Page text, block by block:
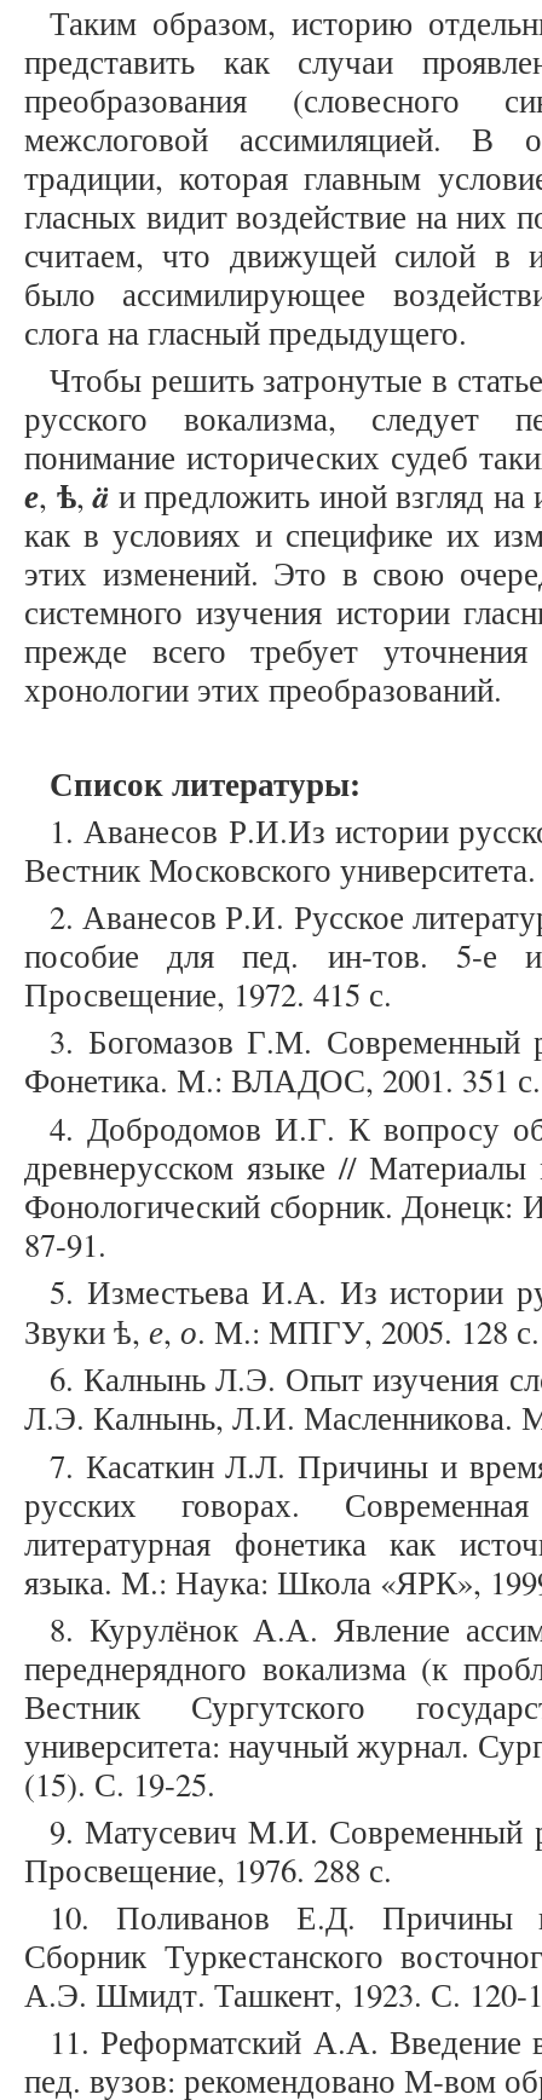
Таким образом, историю
представить как случаи
преобразования (словесного
межслоговой ассимиляцией. В
традиции, которая главным
гласных видит воздействие на них
считаем, что движущей силой в
было ассимилирующее
слога на гласный предыдущего.
Чтобы решить затронутые в
русского вокализма, следует
понимание исторических судеб
е, ѣ,ä и предложить иной взгляд
как в условиях и специфике их
этих изменений. Это в свою
системного изучения истории
прежде всего требует
хронологии этих преобразований.
Список литературы:
1. Аванесов Р.И.Из истории
Вестник Московского
2. Аванесов Р.И. Русское
пособие для пед. ин-тов. 5-е
Просвещение, 1972. 415 с.
3. Богомазов Г.М. Современный
Фонетика. М.: ВЛАДОС, 2001. 351 с.
4. Добродомов И.Г. К вопросу
древнерусском языке //
Фонологический сборник.
87-91.
5. Изместьева И.А. Из истории
Звуки ѣ, е, о. М.: МПГУ, 2005. 128 с.
6. Калнынь Л.Э. Опыт изучения
Л.Э. Калнынь, Л.И. Масленникова.
7. Касаткин Л.Л. Причины и
русских говорах.
литературная фонетика как
языка. М.: Наука: Школа «ЯРК»,
8. Курулёнок А.А. Явление
переднерядного вокализма (к
Вестник Сургутского
университета: научный журнал.
(15). С. 19-25.
9. Матусевич M.И. Современный
Просвещение, 1976. 288 с.
10. Поливанов Е.Д. Причины
Сборник Туркестанского
А.Э. Шмидт. Ташкент, 1923. С. 120-
11. Реформатский А.А. Введение
пед. вузов: рекомендовано М-вом